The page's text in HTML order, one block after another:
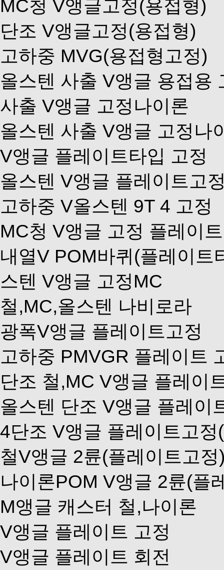
MC청 V앵글고정(용접형)
단조 V앵글고정(용접형)
고하중 MVG(용접형고정)
올스텐 사출 V앵글 용접용
사출 V앵글 고정나이론
올스텐 사출 V앵글 고정나
V앵글 플레이트타입 고정
올스텐 V앵글 플레이트고
고하중 V올스텐 9T 4 고정
MC청 V앵글 고정 플레이
내열V POM바퀴(플레이트
스텐 V앵글 고정MC
철,MC,올스텐 나비로라
광폭V앵글 플레이트고정
고하중 PMVGR 플레이트
단조 철,MC V앵글 플레이
올스텐 단조 V앵글 플레이
4단조 V앵글 플레이트고정
철V앵글 2륜(플레이트고정
나이론POM V앵글 2륜(플
M앵글 캐스터 철,나이론
V앵글 플레이트 고정
V앵글 플레이트 회전